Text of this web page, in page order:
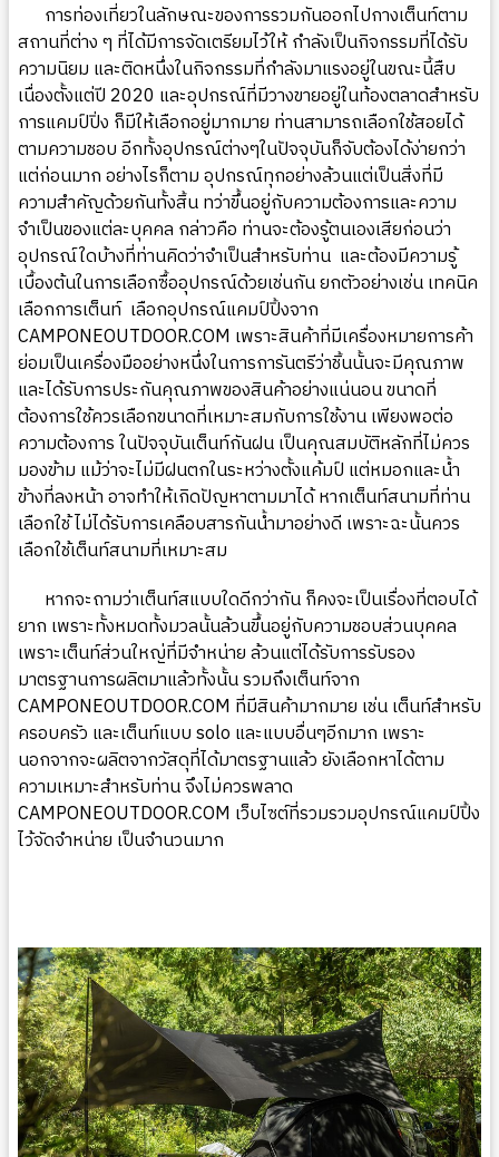
การท่องเที่ยวในลักษณะของการรวมกันออกไปกางเต็นท์ตาม
สถานที่ต่าง ๆ ที่ได้มีการจัดเตรียมไว้ให้ กำลังเป็นกิจกรรมที่ได้รับ
ความนิยม และติดหนึ่งในกิจกรรมที่กำลังมาแรงอยู่ในขณะนี้สืบ
เนื่องตั้งแต่ปี 2020 และอุปกรณ์ที่มีวางขายอยู่ในท้องตลาดสำหรับ
การแคมป์ปิ่ง ก็มีให้เลือกอยู่มากมาย ท่านสามารถเลือกใช้สอยได้
ตามความชอบ อีกทั้งอุปกรณ์ต่างๆในปัจจุบันก็จับต้องได้ง่ายกว่า
แต่ก่อนมาก อย่างไรก็ตาม อุปกรณ์ทุกอย่างล้วนแต่เป็นสิ่งที่มี
ความสำคัญด้วยกันทั้งสิ้น ทว่าขึ้นอยู่กับความต้องการและความ
จำเป็นของแต่ละบุคคล กล่าวคือ ท่านจะต้องรู้ตนเองเสียก่อนว่า
อุปกรณ์ใดบ้างที่ท่านคิดว่าจำเป็นสำหรับท่าน และต้องมีความรู้
เบื้องต้นในการเลือกซื้ออุปกรณ์ด้วยเช่นกัน ยกตัวอย่างเช่น เทคนิค
เลือกการเต็นท์ เลือกอุปกรณ์แคมป์ปิ้งจาก
CAMPONEOUTDOOR.COM เพราะสินค้าที่มีเครื่องหมายการค้า
ย่อมเป็นเครื่องมืออย่างหนึ่งในการการันตรีว่าชิ้นนั้นจะมีคุณภาพ
และได้รับการประกันคุณภาพของสินค้าอย่างแน่นอน ขนาดที่
ต้องการใช้ควรเลือกขนาดที่เหมาะสมกับการใช้งาน เพียงพอต่อ
ความต้องการ ในปัจจุบันเต็นท์กันฝน เป็นคุณสมบัติหลักที่ไม่ควร
มองข้าม แม้ว่าจะไม่มีฝนตกในระหว่างตั้งแค้มป์ แต่หมอกและน้ำ
ข้างที่ลงหน้า อาจทำให้เกิดปัญหาตามมาได้ หากเต็นท์สนามที่ท่าน
เลือกใช้ ไม่ได้รับการเคลือบสารกันน้ำมาอย่างดี เพราะฉะนั้นควร
เลือกใช้เต็นท์สนามที่เหมาะสม
หากจะถามว่าเต็นท์สแบบใดดีกว่ากัน ก็คงจะเป็นเรื่องที่ตอบได้
ยาก เพราะทั้งหมดทั้งมวลนั้นล้วนขึ้นอยู่กับความชอบส่วนบุคคล
เพราะเต็นท์ส่วนใหญ่ที่มีจำหน่าย ล้วนแต่ได้รับการรับรอง
มาตรฐานการผลิตมาแล้วทั้งนั้น รวมถึงเต็นท์จาก
CAMPONEOUTDOOR.COM ที่มีสินค้ามากมาย เช่น เต็นท์สำหรับ
ครอบครัว และเต็นท์แบบ solo และแบบอื่นๆอีกมาก เพราะ
นอกจากจะผลิตจากวัสดุที่ได้มาตรฐานแล้ว ยังเลือกหาได้ตาม
ความเหมาะสำหรับท่าน จึงไม่ควรพลาด
CAMPONEOUTDOOR.COM เว็บไซต์ที่รวมรวมอุปกรณ์แคมป์ปิ้ง
ไว้จัดจำหน่าย เป็นจำนวนมาก